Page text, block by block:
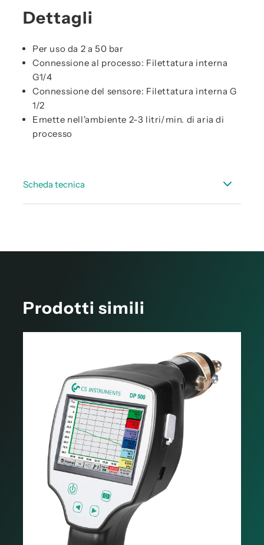
Dettagli
Per uso da 2 a 50 bar
Connessione al processo: Filettatura interna
G1/4
Connessione del sensore: Filettatura interna G
1/2
Emette nell'ambiente 2-3 litri/min. di aria di
processo
Scheda tecnica
Prodotti simili